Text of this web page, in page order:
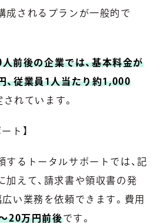
成されるプランが一般的で
前後の企業では、基本料金が
、従業員1人当たり約1,000
れています。
ト】
するトータルサポートでは、記
加えて、請求書や領収書の発
い業務を依頼できます。費用
20万円前後です。